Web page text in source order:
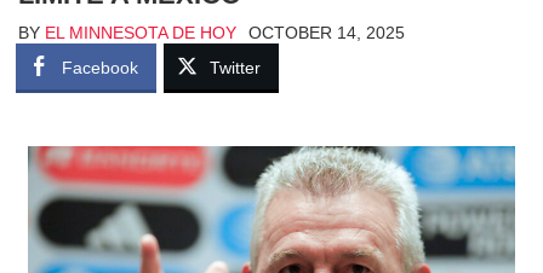
BY EL MINNESOTA DE HOY
OCTOBER 14, 2025
Facebook
Twitter